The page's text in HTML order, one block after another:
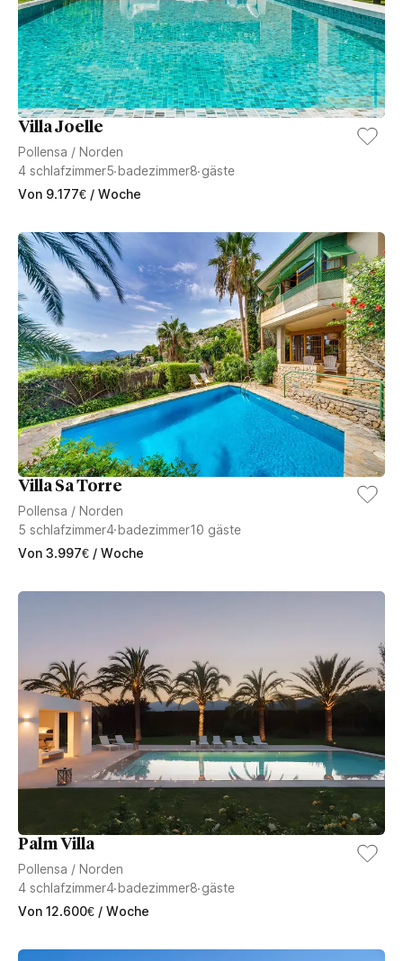
Villa Joelle
Pollensa / Norden
4 schlafzimmer5badezimmer8gäste
Von 9.177€ / Woche
Villa Sa Torre
Pollensa / Norden
5 schlafzimmer4badezimmer10 gäste
Von 3.997€ / Woche
Palm Villa
Pollensa / Norden
4 schlafzimmer4badezimmer8gäste
Von 12.600€ / Woche